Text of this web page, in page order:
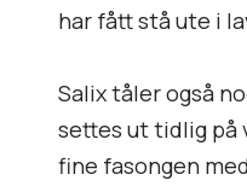
har fått stå ute i
Salix tåler også
settes ut tidlig på
fine fasongen